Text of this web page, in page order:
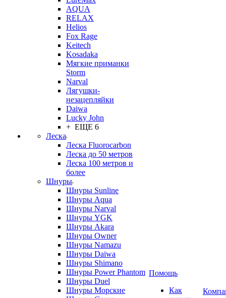
AQUA
RELAX
Helios
Fox Rage
Keitech
Kosadaka
Мягкие приманки
Storm
Narval
Лягушки-
незацепляйки
Daiwa
Lucky John
+ ЕЩЕ 6
Леска
Леска Fluorocarbon
Леска до 50 метров
Леска 100 метров и
более
Шнуры
Шнуры Sunline
Шнуры Aqua
Шнуры Narval
Шнуры YGK
Шнуры Akara
Шнуры Owner
Шнуры Namazu
Шнуры Daiwa
Шнуры Shimano
Шнуры Power Phantom
Шнуры Duel
Шнуры Морские
Помощь
Как